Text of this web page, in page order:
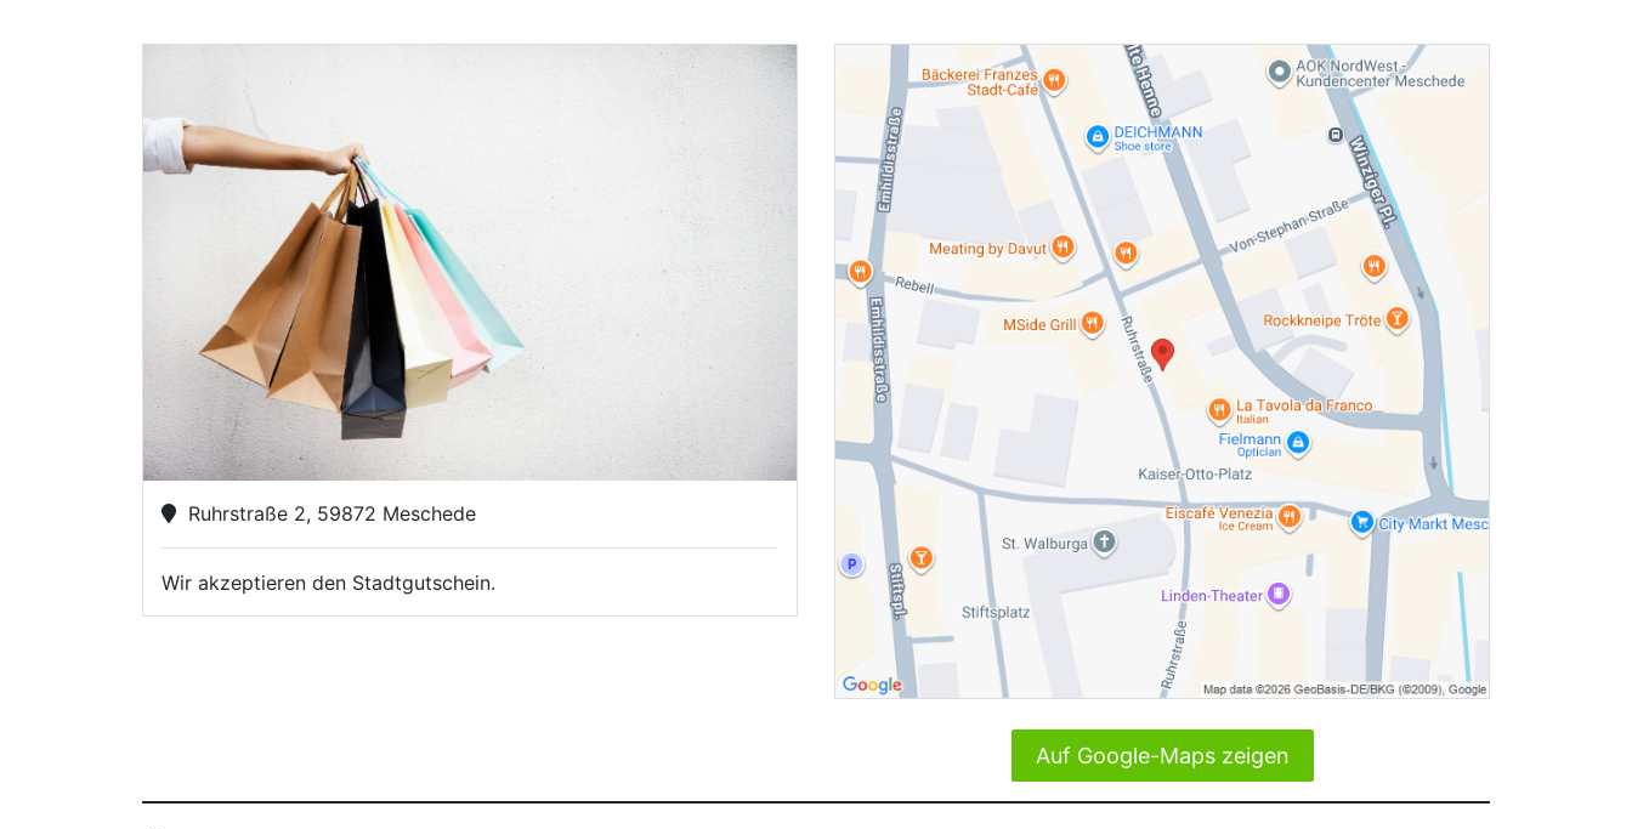
Ruhrstraße 2, 59872 Meschede
Wir akzeptieren den Stadtgutschein.
Auf Google-Maps zeigen